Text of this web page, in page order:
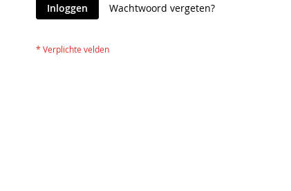
Inloggen Wachtwoord vergeten?